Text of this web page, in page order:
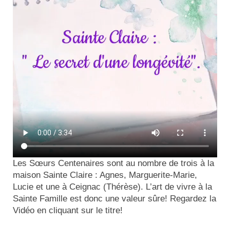
Actualités
Les Sœurs Centenaires sont au nombre de trois à la
maison Sainte Claire : Agnes, Marguerite-Marie,
Lucie et une à Ceignac (Thérèse). L’art de vivre à la
Sainte Famille est donc une valeur sûre! Regardez la
Vidéo en cliquant sur le titre!